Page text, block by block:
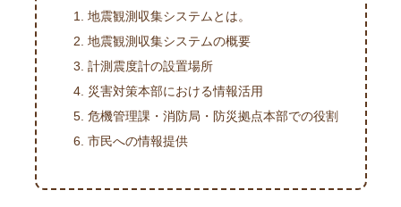
地震観測収集システムとは。
地震観測収集システムの概要
計測震度計の設置場所
災害対策本部における情報活用
危機管理課・消防局・防災拠点本部での役割
市民への情報提供